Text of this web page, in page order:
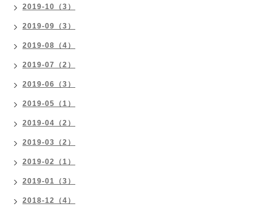
2019-10（3）
2019-09（3）
2019-08（4）
2019-07（2）
2019-06（3）
2019-05（1）
2019-04（2）
2019-03（2）
2019-02（1）
2019-01（3）
2018-12（4）